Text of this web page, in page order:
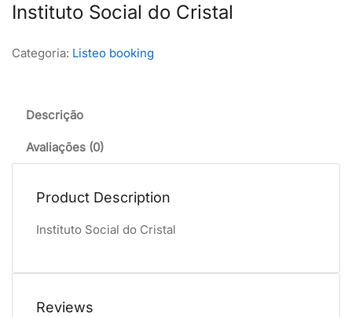
Instituto Social do Cristal
Categoria: Listeo booking
Descrição
Avaliações (0)
Product Description
Instituto Social do Cristal
Reviews